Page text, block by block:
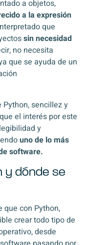
a objetos,
a la expresión
que
sin necesidad
no necesita
que se ayuda de un
sencillez y
el interés por este
y
uno de lo más
software.
y dónde se
con Python,
crear todo tipo de
desde